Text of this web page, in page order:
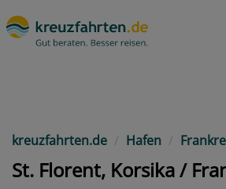
kreuzfahrten.de Hafen
St. Florent, Korsika /